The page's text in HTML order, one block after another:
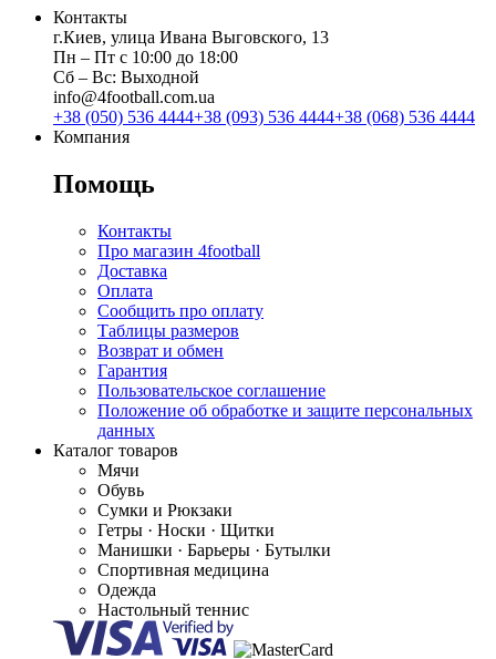
Контакты
г.Киев, улица Ивана Выговского, 13
Пн ‒ Пт с 10:00 до 18:00
Сб ‒ Вс: Выходной
info@4football.com.ua
+38 (050) 536 4444+38 (093) 536 4444+38 (068) 536 4444
Компания
Помощь
Контакты
Про магазин 4football
Доставка
Оплата
Сообщить про оплату
Таблицы размеров
Возврат и обмен
Гарантия
Пользовательское соглашение
Положение об обработке и защите персональных
данных
Каталог товаров
Мячи
Обувь
Сумки и Рюкзаки
Гетры · Носки · Щитки
Манишки · Барьеры · Бутылки
Спортивная медицина
Одежда
Настольный теннис